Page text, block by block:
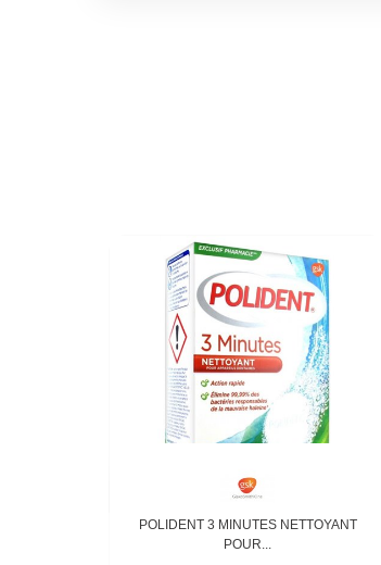
POLIDENT 3 MINUTES NETTOYANT
POUR...